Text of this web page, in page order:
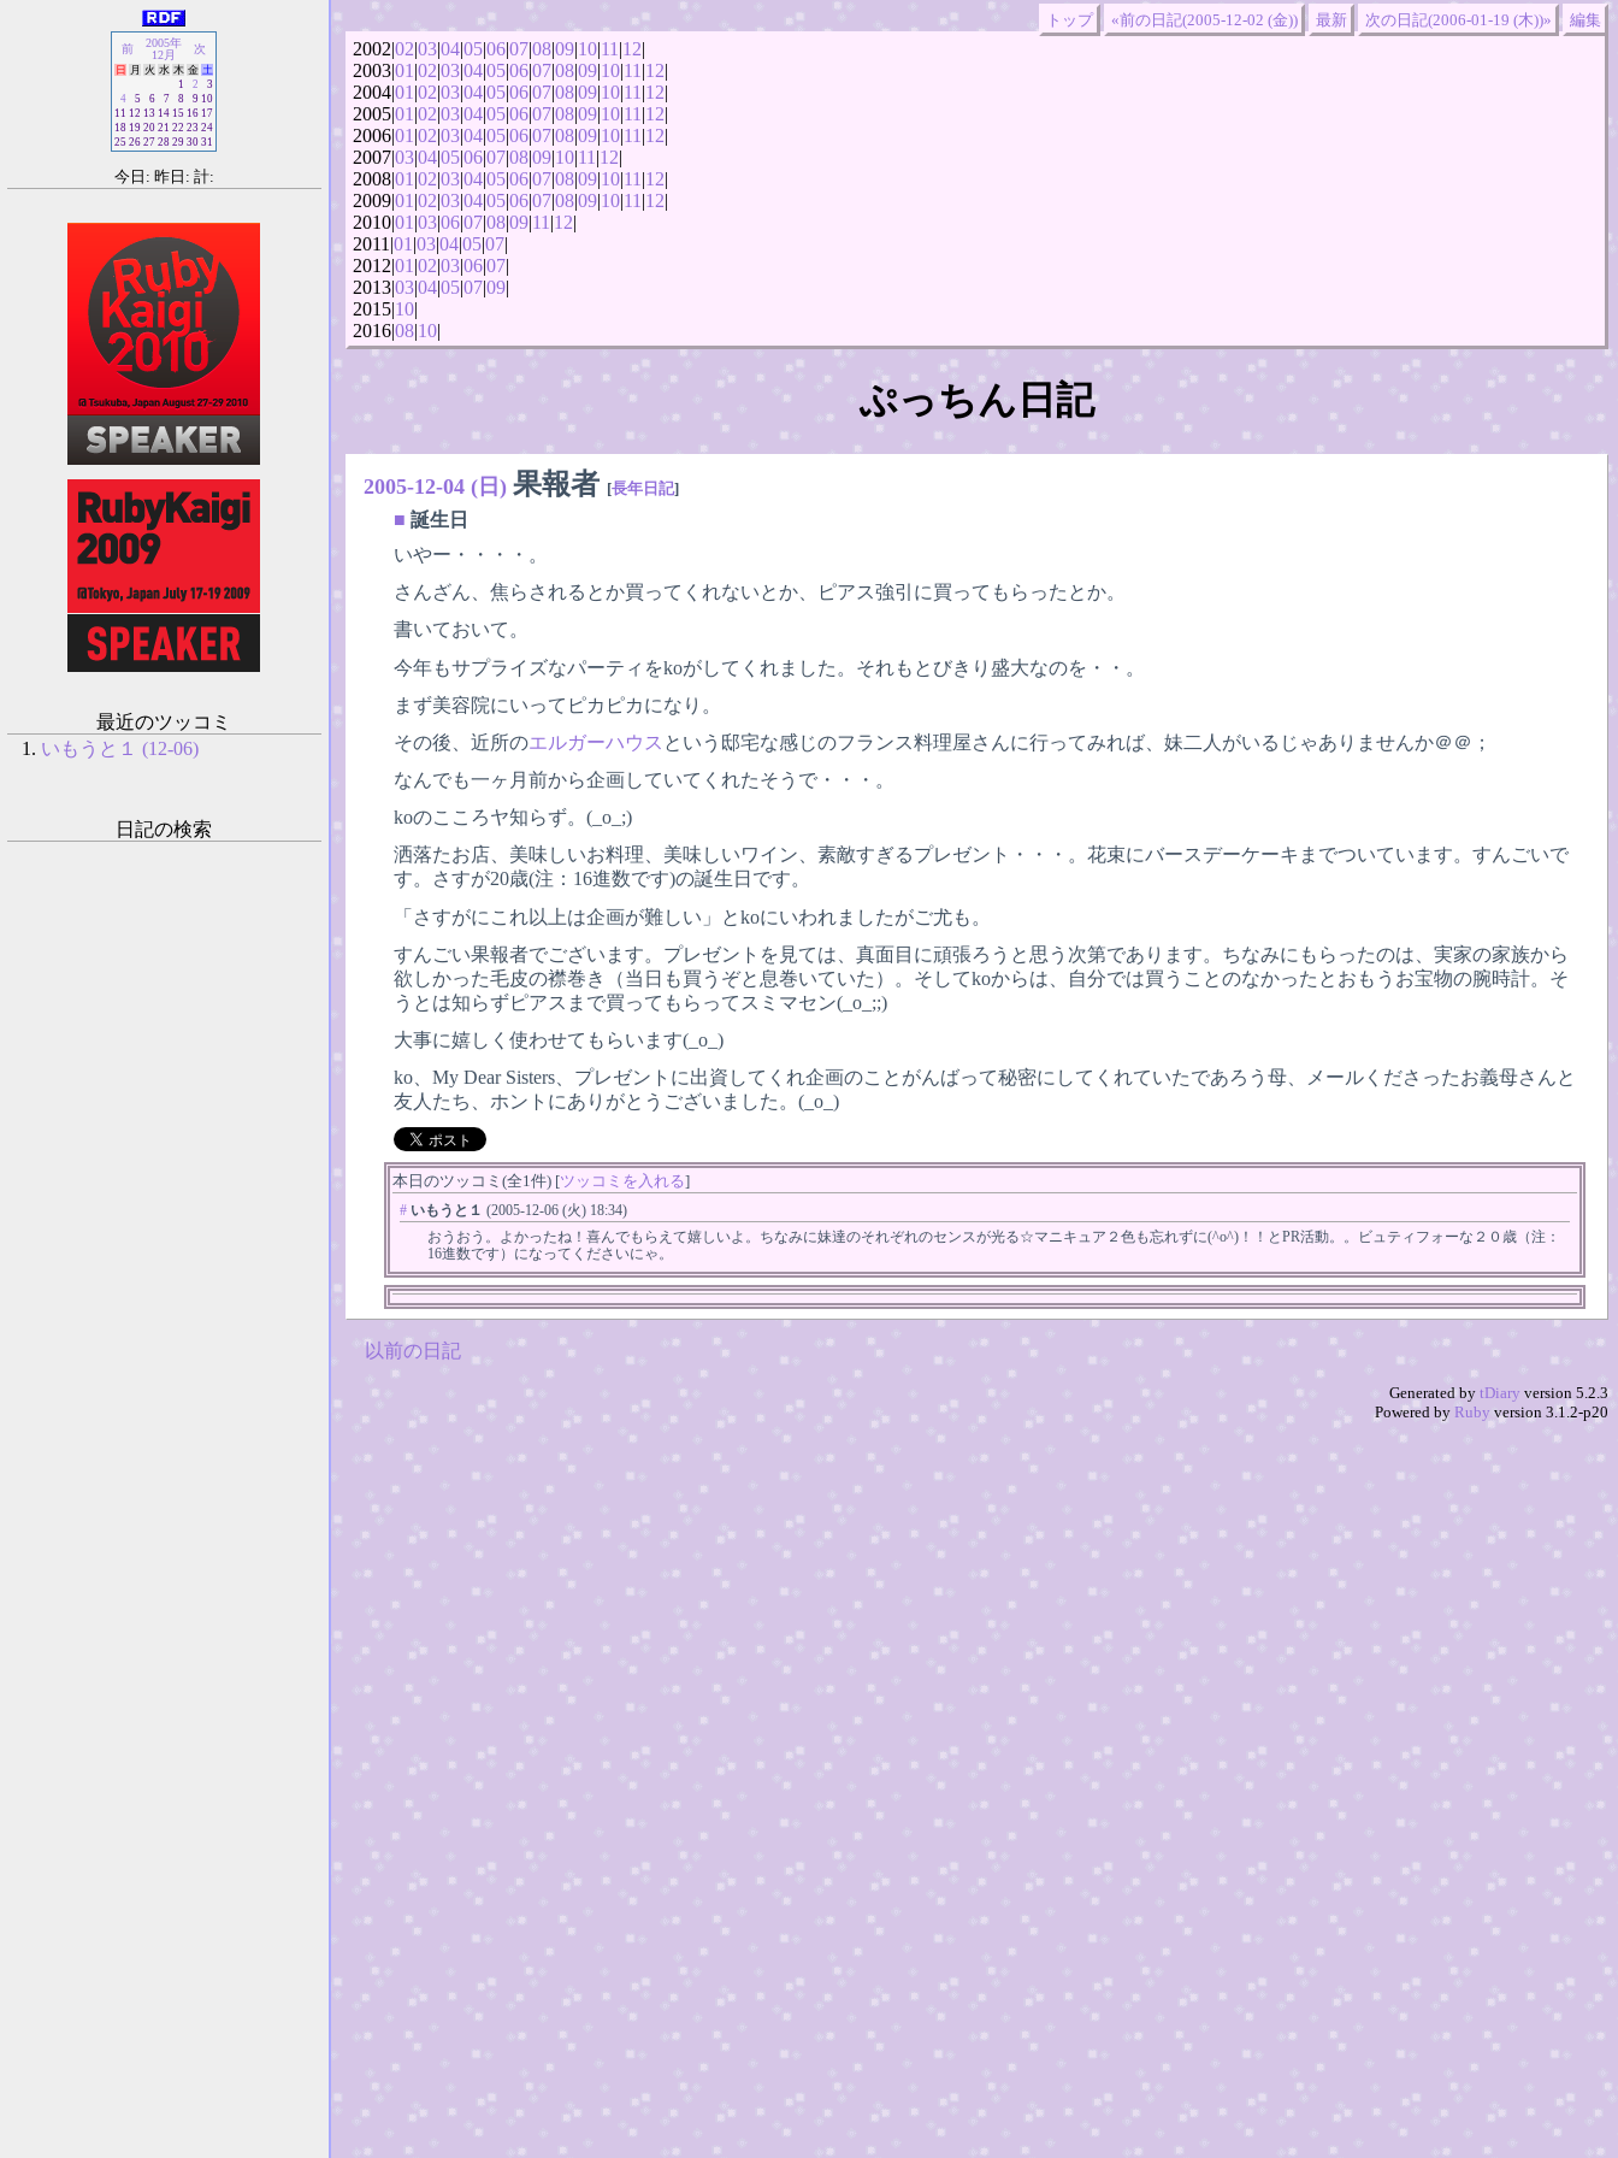
トップ «前の日記(2005-12-02 (金)) 最新 次の日記(2006-01-19 (木))» 編集
2002|02|03|04|05|06|07|08|09|10|11 |12|
2003|01 |02|03|04|05|06|07|08|09|10|11 |12|
2004|01 |02|03|04|05|06|07|08|09|10|11 |12|
2005|01 |02|03|04|05|06|07|08|09|10|11 |12|
2006|01 |02|03|04|05|06|07|08|09|10|11 |12|
2007|03|04|05|06|07|08|09|10|11 |12|
2008|01 |02|03|04|05|06|07|08|09|10|11 |12|
2009|01 |02|03|04|05|06|07|08|09|10|11 |12|
2010|01 |03|06|07|08|09|11 |12|
2011|01 |03|04|05|07|
2012|01 |02|03|06|07|
2013|03|04|05|07|09|
2015|10|
2016|08|10|
ぷっちん日記
2005-12-04 (日) 果報者 [長年日記]
■ 誕生日
いやー・・・・。
さんざん、焦らされるとか買ってくれないとか、ピアス強引に買ってもらったとか。
書いておいて。
今年もサプライズなパーティをkoがしてくれました。それもとびきり盛大なのを・・。
まず美容院にいってピカピカになり。
その後、近所のエルガーハウス という邸宅な感じのフランス料理屋さんに行ってみれば、妹二人がいるじゃありませんか＠＠；
なんでも一ヶ月前から企画していてくれたそうで・・・。
koのこころヤ知らず。(_o_;)
洒落たお店、美味しいお料理、美味しいワイン、素敵すぎるプレゼント・・・。花束にバースデーケーキまでついています。すんごいで
す。さすが20歳(注：16進数です)の誕生日です。
「さすがにこれ以上は企画が難しい」とkoにいわれましたがご尤も。
すんごい果報者でございます。プレゼントを見ては、真面目に頑張ろうと思う次第であります。ちなみにもらったのは、実家の家族から
欲しかった毛皮の襟巻き（当日も買うぞと息巻いていた）。そしてkoからは、自分では買うことのなかったとおもうお宝物の腕時計。そ
うとは知らずピアスまで買ってもらってスミマセン(_o_;;)
大事に嬉しく使わせてもらいます(_o_)
ko、My Dear Sisters、プレゼントに出資してくれ企画のことがんばって秘密にしてくれていたであろう母、メールくださったお義母さんと
友人たち、ホントにありがとうございました。(_o_)
本日のツッコミ(全1件) [ツッコミを入れる]
# いもうと１ (2005-12-06 (火) 18:34)
おうおう。よかったね！喜んでもらえて嬉しいよ。ちなみに妹達のそれぞれのセンスが光る☆マニキュア２色も忘れずに(^o^)！！とPR活動。。ビュティフォーな２０歳（注：
16進数です）になってくださいにゃ。
以前の日記
前
2005年
12月
次
日 月 火 水 木 金 土
1
2
3
4
5 6 7 8 9 10
11 12 13 14 15 16 17
18 19 20 21 22 23 24
25 26 27 28 29 30 31
今日: 昨日: 計:
最近のツッコミ
いもうと１ (12-06)
日記の検索
Generated by tDiary version 5.2.3
Powered by Ruby version 3.1.2-p20